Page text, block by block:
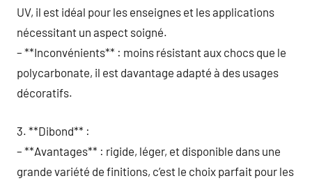
UV, il est idéal pour les enseignes et les applications
nécessitant un aspect soigné.
– **Inconvénients** : moins résistant aux chocs que le
polycarbonate, il est davantage adapté à des usages
décoratifs.
3. **Dibond** :
– **Avantages** : rigide, léger, et disponible dans une
grande variété de finitions, c’est le choix parfait pour les